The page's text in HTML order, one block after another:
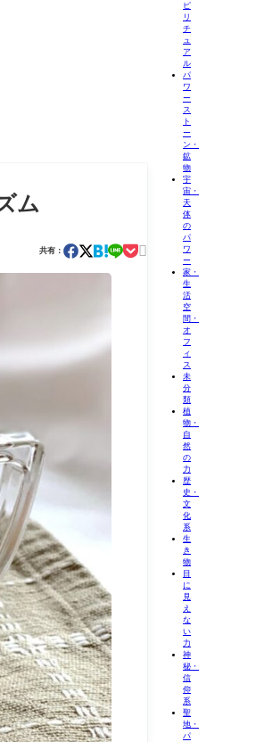
ム
共有： 
ピ
リ
チ
ュ
ア
ル
パ
ワ
ー
ス
ト
ー
ン・
鉱
物
宇
宙・
天
体
の
パ
ワ
ー
家・
生
活
空
間・
オ
フ
ィ
ス
未
分
類
植
物・
自
然
の
力
歴
史・
文
化
系
生
き
物
目
に
見
え
な
い
力
神
秘・
信
仰
系
聖
地・
パ